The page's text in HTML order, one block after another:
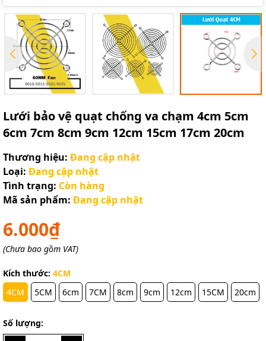
Lưới bảo vệ quạt chống va chạm 4cm 5cm
6cm 7cm 8cm 9cm 12cm 15cm 17cm 20cm
Thương hiệu: Đang cập nhật
Loại: Đang cập nhật
Tình trạng: Còn hàng
Mã sản phẩm: Đang cập nhật
6.000₫
(Chưa bao gồm VAT)
Kích thước: 4CM
4CM
5CM 6cm 7CM 8cm 9cm 12cm 15CM 20cm
Số lượng: